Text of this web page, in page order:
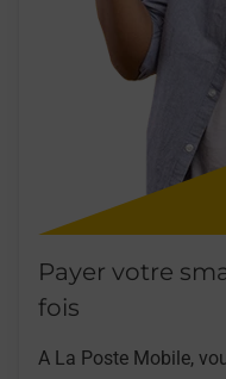
Payer votre
fois
A La Poste Mobile,